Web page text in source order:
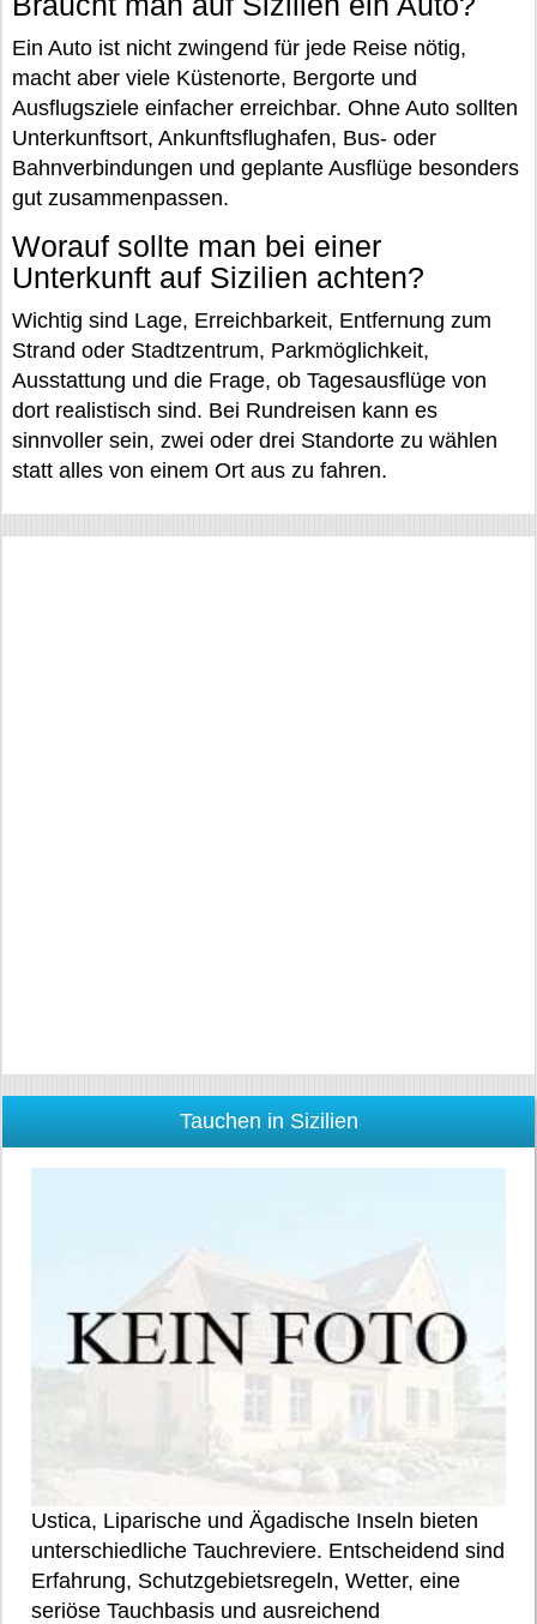
Ein Auto ist nicht zwingend für jede Reise nötig,
macht aber viele Küstenorte, Bergorte und
Ausflugsziele einfacher erreichbar. Ohne Auto sollten
Unterkunftsort, Ankunftsflughafen, Bus- oder
Bahnverbindungen und geplante Ausflüge besonders
gut zusammenpassen.
Worauf sollte man bei einer
Unterkunft auf Sizilien achten?
Wichtig sind Lage, Erreichbarkeit, Entfernung zum
Strand oder Stadtzentrum, Parkmöglichkeit,
Ausstattung und die Frage, ob Tagesausflüge von
dort realistisch sind. Bei Rundreisen kann es
sinnvoller sein, zwei oder drei Standorte zu wählen
statt alles von einem Ort aus zu fahren.
Tauchen in Sizilien
Ustica, Liparische und Ägadische Inseln bieten
unterschiedliche Tauchreviere. Entscheidend sind
Erfahrung, Schutzgebietsregeln, Wetter, eine
seriöse Tauchbasis und ausreichend